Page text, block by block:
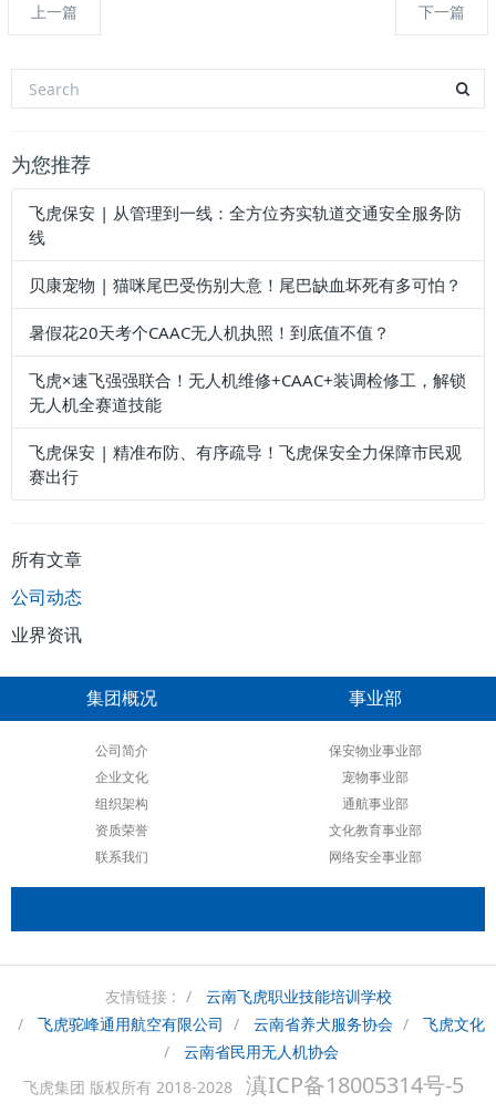
上一篇 下一篇
为您推荐
飞虎保安 | 从管理到一线：全方位夯实轨道交通安全服务防
线
贝康宠物 | 猫咪尾巴受伤别大意！尾巴缺血坏死有多可怕？
暑假花20天考个CAAC无人机执照！到底值不值？
飞虎×速飞强强联合！无人机维修+CAAC+装调检修工，解锁
无人机全赛道技能
飞虎保安 | 精准布防、有序疏导！飞虎保安全力保障市民观
赛出行
所有文章
公司动态
业界资讯
集团概况
公司简介
企业文化
组织架构
资质荣誉
联系我们
事业部
保安物业事业部
宠物事业部
通航事业部
文化教育事业部
网络安全事业部
友情链接 :
云南飞虎职业技能培训学校
飞虎驼峰通用航空有限公司
云南省养犬服务协会
飞虎文化
云南省民用无人机协会
飞虎集团 版权所有 2018-2028
滇ICP备18005314号-5